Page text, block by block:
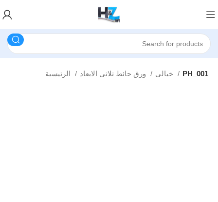
PH_001